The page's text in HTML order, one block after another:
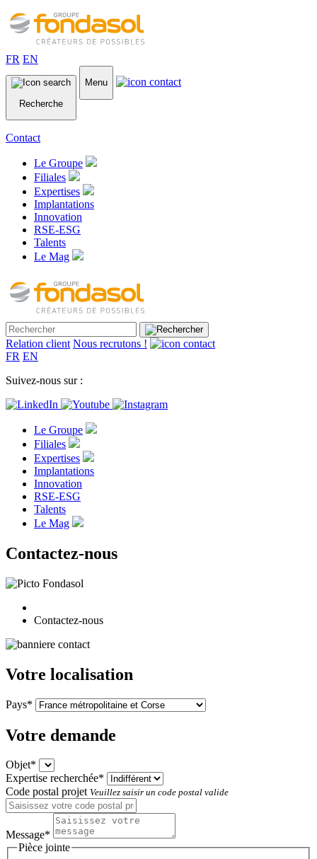
FR EN
Recherche
Menu
Contact
Le Groupe
Filiales
Expertises
Implantations
Innovation
RSE-ESG
Talents
Le Mag
Relation client Nous recrutons !
FR EN
Suivez-nous sur :
Le Groupe
Filiales
Expertises
Implantations
Innovation
RSE-ESG
Talents
Le Mag
Contactez-nous
Contactez-nous
Votre localisation
Pays*
Votre demande
Objet*
Expertise recherchée*
Code postal projet Veuillez saisir un code postal valide
Message*
Pièce jointe